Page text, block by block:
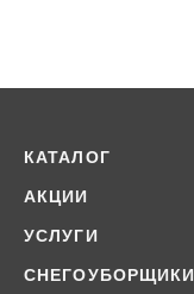
КАТАЛОГ
АКЦИИ
УСЛУГИ
СНЕГОУБОРЩИКИ